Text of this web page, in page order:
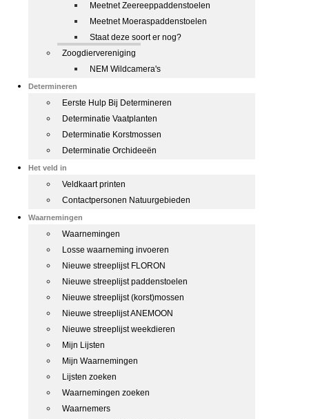
Meetnet Zeereeppaddenstoelen
Meetnet Moeraspaddenstoelen
Staat deze soort er nog?
Zoogdiervereniging
NEM Wildcamera's
Determineren
Eerste Hulp Bij Determineren
Determinatie Vaatplanten
Determinatie Korstmossen
Determinatie Orchideeën
Het veld in
Veldkaart printen
Contactpersonen Natuurgebieden
Waarnemingen
Waarnemingen
Losse waarneming invoeren
Nieuwe streeplijst FLORON
Nieuwe streeplijst paddenstoelen
Nieuwe streeplijst (korst)mossen
Nieuwe streeplijst ANEMOON
Nieuwe streeplijst weekdieren
Mijn Lijsten
Mijn Waarnemingen
Lijsten zoeken
Waarnemingen zoeken
Waarnemers